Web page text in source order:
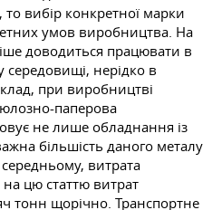
вибір конкретної марки
умов виробництва. На
доводиться працювати в
нерідко в
при виробництві
паперова
не лише обладнання із
більшість даного металу
витрата
на цю статтю витрат
тонн щорічно. Транспортне